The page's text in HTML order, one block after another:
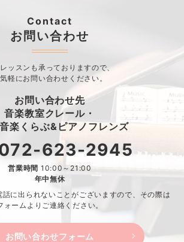
Contact
お問い合わせ
ッスンも承っておりますので、
軽にお問い合わせください。
お問い合わせ先
音楽教室クレール・
楽くらぶ&ピアノフレンズ
623-2945
営業時間 10:00～21:00
年中無休
に出られないことがございますので、 その際は
ォームよりご連絡ください。
お問い合わせフォーム